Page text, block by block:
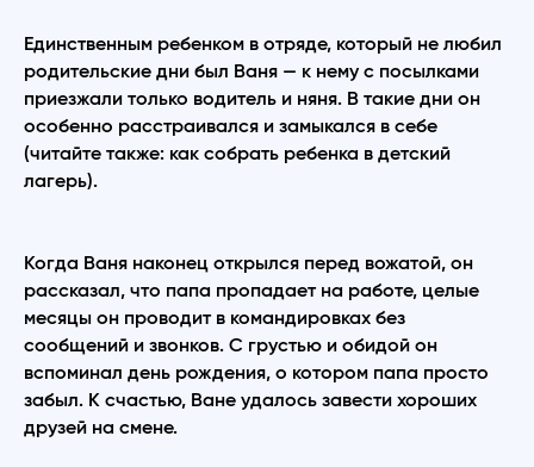
Единственным ребенком в отряде, который не любил
родительские дни был Ваня — к нему с посылками
приезжали только водитель и няня. В такие дни он
особенно расстраивался и замыкался в себе
(читайте также: как собрать ребенка в детский
лагерь).
Когда Ваня наконец открылся перед вожатой, он
рассказал, что папа пропадает на работе, целые
месяцы он проводит в командировках без
сообщений и звонков. С грустью и обидой он
вспоминал день рождения, о котором папа просто
забыл. К счастью, Ване удалось завести хороших
друзей на смене.